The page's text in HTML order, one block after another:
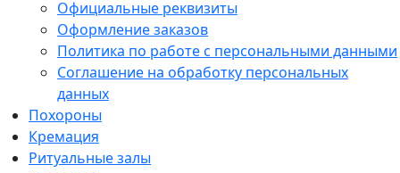
Официальные реквизиты
Оформление заказов
Политика по работе с персональными данными
Соглашение на обработку персональных
данных
Похороны
Кремация
Ритуальные залы